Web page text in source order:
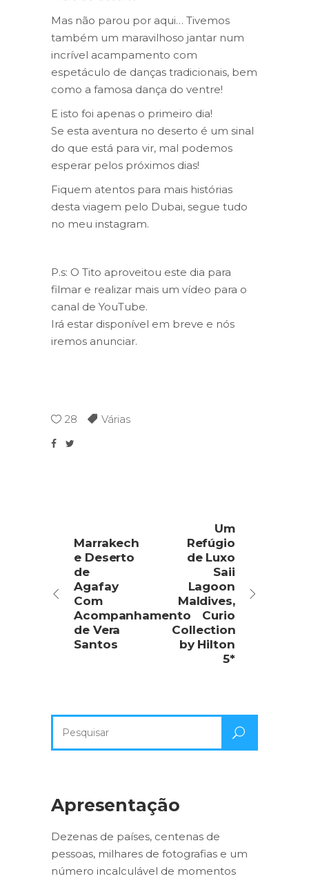
Mas não parou por aqui… Tivemos
também um maravilhoso jantar num
incrível acampamento com
espetáculo de danças tradicionais, bem
como a famosa dança do ventre!
E isto foi apenas o primeiro dia!
Se esta aventura no deserto é um sinal
do que está para vir, mal podemos
esperar pelos próximos dias!
Fiquem atentos para mais histórias
desta viagem pelo Dubai, segue tudo
no meu instagram.
P.s: O Tito aproveitou este dia para
filmar e realizar mais um vídeo para o
canal de YouTube.
Irá estar disponível em breve e nós
iremos anunciar.
28 Várias
Marrakech
e Deserto
de
Agafay
Com
Acompanhamento
de Vera
Santos
Um
Refúgio
de Luxo
Saii
Lagoon
Maldives,
Curio
Collection
by Hilton
5*
por:
Apresentação
Dezenas de países, centenas de
pessoas, milhares de fotografias e um
número incalculável de momentos